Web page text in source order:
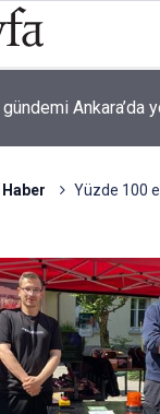
Ankara’da
Yüzde 100